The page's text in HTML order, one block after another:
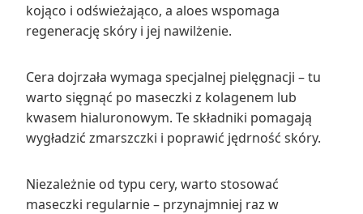
kojąco i odświeżająco, a aloes wspomaga
regenerację skóry i jej nawilżenie.
Cera dojrzała wymaga specjalnej pielęgnacji – tu
warto sięgnąć po maseczki z kolagenem lub
kwasem hialuronowym. Te składniki pomagają
wygładzić zmarszczki i poprawić jędrność skóry.
Niezależnie od typu cery, warto stosować
maseczki regularnie – przynajmniej raz w